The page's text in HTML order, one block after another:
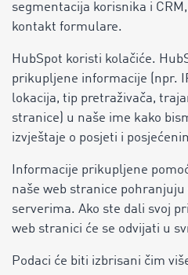
segmentacija korisnika i
kontakt formulare.
HubSpot koristi kolačiće.
prikupljene informacije (npr.
lokacija, tip pretraživača,
stranice) u naše ime kako
izvještaje o posjeti i
Informacije prikupljene
naše web stranice pohranjuju
serverima. Ako ste dali svoj
web stranici će se odvijati u
Podaci će biti izbrisani čim